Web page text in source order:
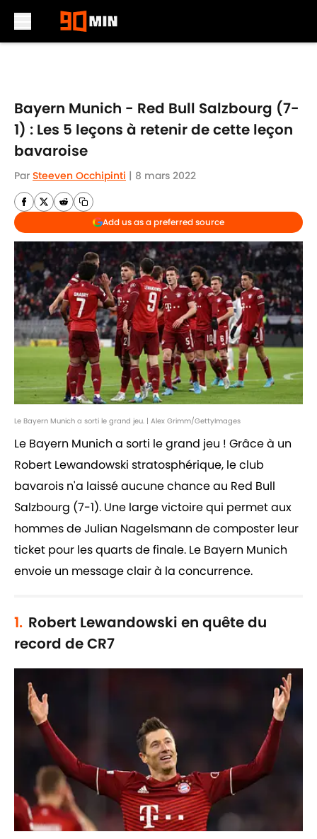
Bayern Munich - Red Bull Salzbourg (7-
1) : Les 5 leçons à retenir de cette leçon
bavaroise
Par Steeven Occhipinti | 8 mars 2022
Add us as a preferred source
Le Bayern Munich a sorti le grand jeu. | Alex Grimm/GettyImages
Le Bayern Munich a sorti le grand jeu ! Grâce à un
Robert Lewandowski stratosphérique, le club
bavarois n'a laissé aucune chance au Red Bull
Salzbourg (7-1). Une large victoire qui permet aux
hommes de Julian Nagelsmann de composter leur
ticket pour les quarts de finale. Le Bayern Munich
envoie un message clair à la concurrence.
1. Robert Lewandowski en quête du
record de CR7